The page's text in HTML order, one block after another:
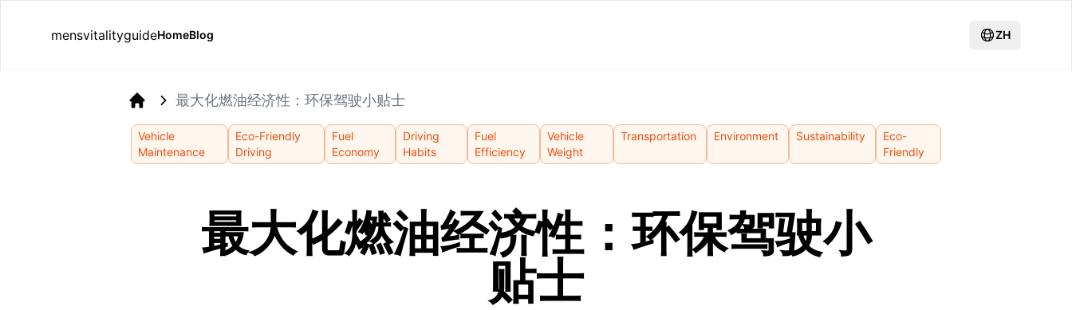
mensvitalityguideHomeBlog ZH
最大化燃油经济性：环保驾驶小贴士
Vehicle
Maintenance
Eco-Friendly
Driving
Fuel
Economy
Driving
Habits
Fuel
Efficiency
Vehicle
Weight
Transportation Environment Sustainability
Eco-
Friendly
最大化燃油经济性：环保驾驶小
贴士